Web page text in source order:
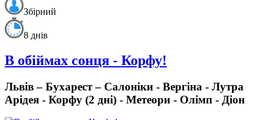
Збірний
8 днів
В обіймах сонця - Корфу!
Львів – Бухарест – Салоніки - Вергіна - Лутра
Арідея - Корфу (2 дні) - Метеори - Олімп - Діон